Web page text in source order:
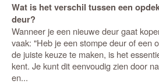
Wat is het verschil tussen een
deur?
Wanneer je een nieuwe deur gaat
vaak: "Heb je een stompe deur of een
de juiste keuze te maken, is het
kent. Je kunt dit eenvoudig zien door
en...